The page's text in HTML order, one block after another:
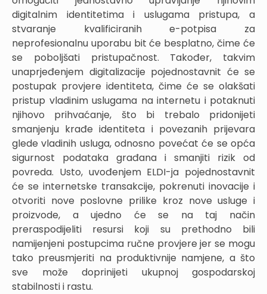
digitalnim identitetima i uslugama pristupa, a
stvaranje kvalificiranih e-potpisa za
neprofesionalnu uporabu bit će besplatno, čime će
se poboljšati pristupačnost. Također, takvim
unaprjeđenjem digitalizacije pojednostavnit će se
postupak provjere identiteta, čime će se olakšati
pristup vladinim uslugama na internetu i potaknuti
njihovo prihvaćanje, što bi trebalo pridonijeti
smanjenju krađe identiteta i povezanih prijevara
glede vladinih usluga, odnosno povećat će se opća
sigurnost podataka građana i smanjiti rizik od
povreda. Usto, uvođenjem ELDI-ja pojednostavnit
će se internetske transakcije, pokrenuti inovacije i
otvoriti nove poslovne prilike kroz nove usluge i
proizvode, a ujedno će se na taj način
preraspodijeliti resursi koji su prethodno bili
namijenjeni postupcima ručne provjere jer se mogu
tako preusmjeriti na produktivnije namjene, a što
sve može doprinijeti ukupnoj gospodarskoj
stabilnosti i rastu.